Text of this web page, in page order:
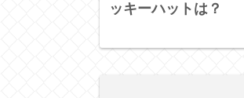
ッキーハットは？